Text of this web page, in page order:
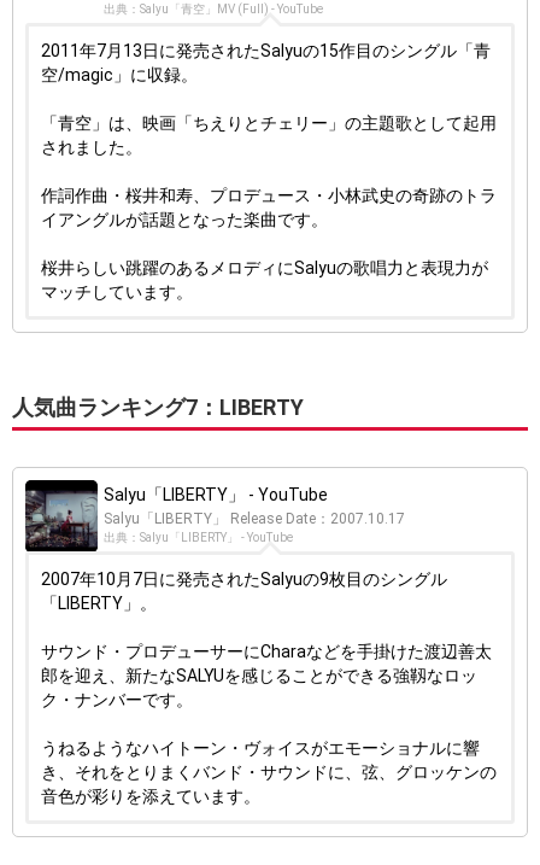
出典：Salyu「青空」MV (Full) - YouTube
2011年7月13日に発売されたSalyuの15作目のシングル「青
空/magic」に収録。
「青空」は、映画「ちえりとチェリー」の主題歌として起用
されました。
作詞作曲・桜井和寿、プロデュース・小林武史の奇跡のトラ
イアングルが話題となった楽曲です。
桜井らしい跳躍のあるメロディにSalyuの歌唱力と表現力が
マッチしています。
人気曲ランキング7：LIBERTY
Salyu「LIBERTY」 - YouTube
Salyu「LIBERTY」 Release Date：2007.10.17
出典：Salyu「LIBERTY」 - YouTube
2007年10月7日に発売されたSalyuの9枚目のシングル
「LIBERTY」。
サウンド・プロデューサーにCharaなどを手掛けた渡辺善太
郎を迎え、新たなSALYUを感じることができる強靱なロッ
ク・ナンバーです。
うねるようなハイトーン・ヴォイスがエモーショナルに響
き、それをとりまくバンド・サウンドに、弦、グロッケンの
音色が彩りを添えています。